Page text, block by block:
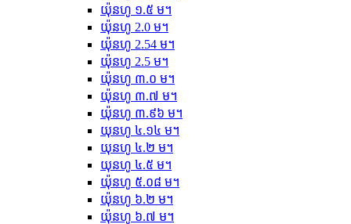
យ៉ុនហូ ១.៥ ម។
យ៉ុនហូ 2.0 ម។
យ៉ុនហូ 2.54 ម។
យ៉ុនហូ 2.5 ម។
យ៉ុនហូ ៣.០ ម។
យ៉ុនហូ ៣.៧ ម។
យ៉ុនហូ ៣.៩៦ ម។
យុនហូ ៤.១៤ ម។
យុនហូ ៤.២ ម។
យុនហូ ៤.៥ ម។
យ៉ុនហូ ៥.០៨ ម។
យ៉ុនហូ ៦.២ ម។
យ៉ុនហូ ៦.៧ ម។